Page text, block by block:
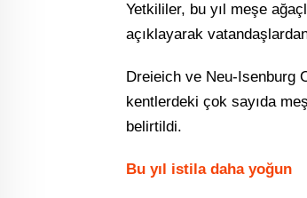
Yetkililer, bu yıl meşe
açıklayarak
Dreieich ve Neu-Isenburg
kentlerdeki çok sayıda
belirtildi.
Bu yıl istila daha yoğun